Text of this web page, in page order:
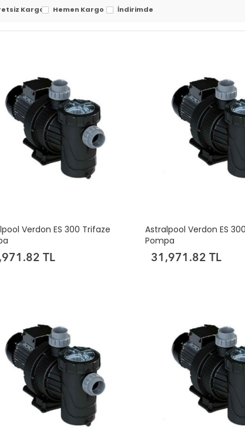
Kargo Hemen Kargo İndirimde
Verdon ES 300 Trifaze
TL
Astralpool Verdon ES
Pompa
31,971.82 TL